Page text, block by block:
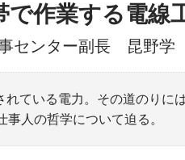
で作業する電線
センター副長 昆野学
ている電力。その道のり
人の哲学について迫る。